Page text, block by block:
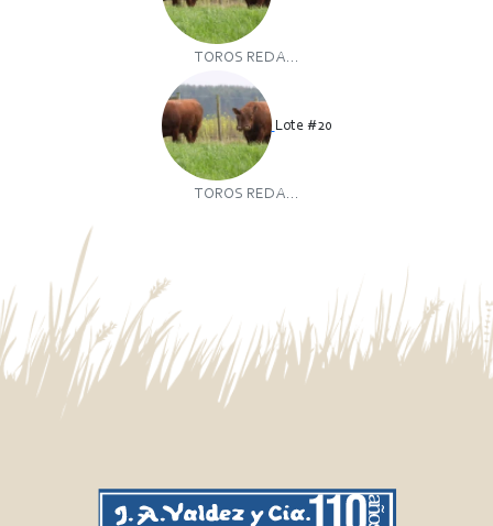
TOROS RED A...
Lote #20
TOROS RED A...